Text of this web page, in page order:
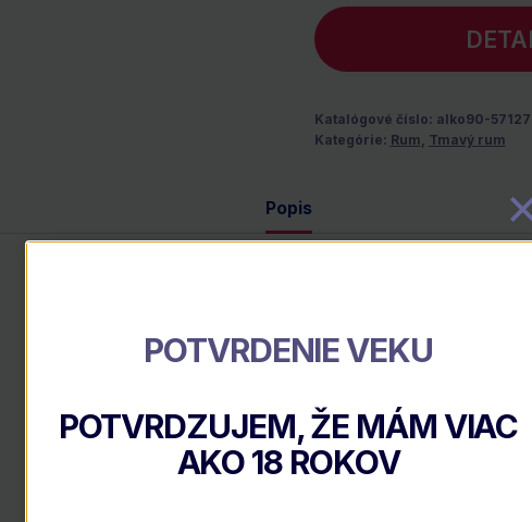
Katalógové číslo: alko90-
Kategórie: Rum, Tmavý rum
Popis
POTVRDENIE VEKU
POTVRDZUJEM, ŽE MÁM VIAC
AKO18 ROKOV